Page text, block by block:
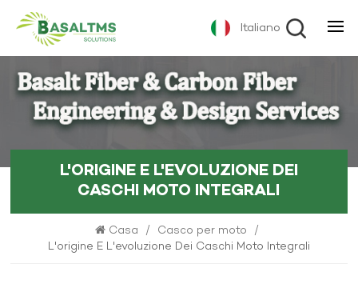
Italiano
L'ORIGINE E L'EVOLUZIONE DEI
CASCHI MOTO INTEGRALI
Casa / Casco per moto /
L'origine E L'evoluzione Dei Caschi Moto Integrali